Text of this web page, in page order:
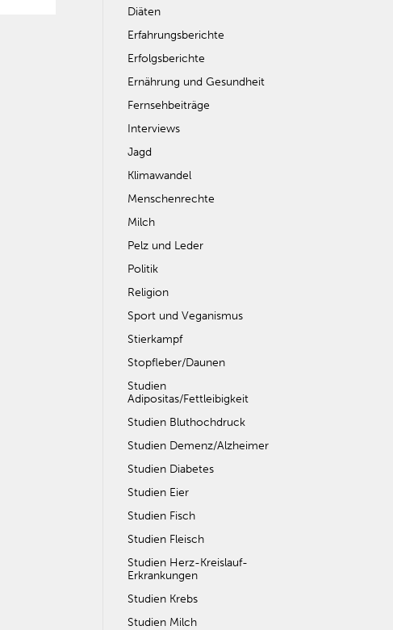
Diäten
Erfahrungsberichte
Erfolgsberichte
Ernährung und Gesundheit
Fernsehbeiträge
Interviews
Jagd
Klimawandel
Menschenrechte
Milch
Pelz und Leder
Politik
Religion
Sport und Veganismus
Stierkampf
Stopfleber/Daunen
Studien
Adipositas/Fettleibigkeit
Studien Bluthochdruck
Studien Demenz/Alzheimer
Studien Diabetes
Studien Eier
Studien Fisch
Studien Fleisch
Studien Herz-Kreislauf-
Erkrankungen
Studien Krebs
Studien Milch